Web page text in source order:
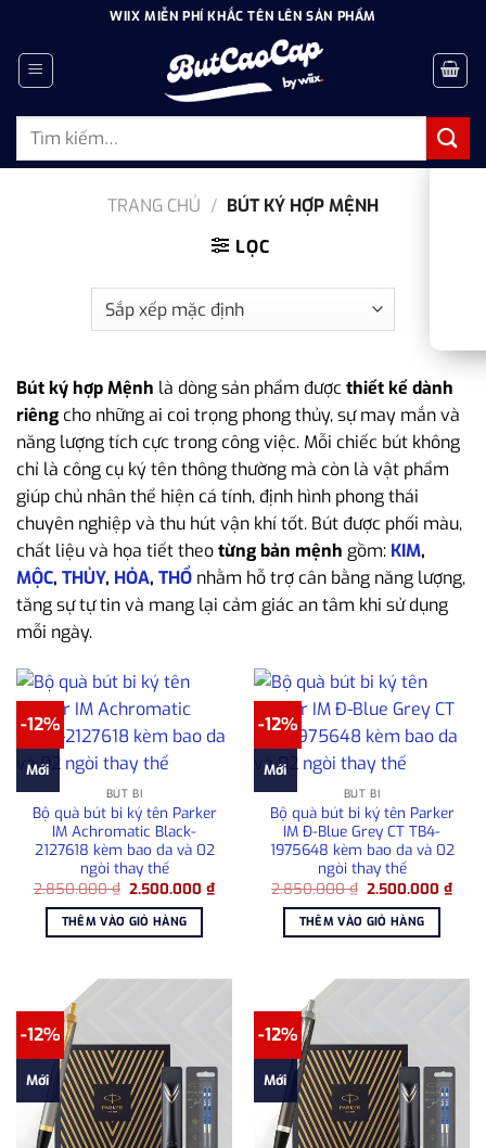
dung
WIIX MIỄN PHÍ KHẮC TÊN LÊN SẢN PHẨM
Tìm
TRANG CHỦ / BÚT KÝ HỢP MỆNH
LỌC
Bút ký hợp Mệnh là dòng sản phẩm đượcthiết kế dành
riêng cho những ai coi trọng phong thủy, sự may mắn và
năng lượng tích cực trong công việc. Mỗi chiếc bút không
chỉ là công cụ ký tên thông thường mà còn là vật phẩm
giúp chủ nhân thể hiện cá tính, định hình phong thái
chuyên nghiệp và thu hút vận khí tốt. Bút được phối màu,
chất liệu và họa tiết theotừng bản mệnh gồm: KIM,
MỘC, THỦY, HỎA, THỔ nhằm hỗ trợ cân bằng năng lượng,
tăng sự tự tin và mang lại cảm giác an tâm khi sử dụng
mỗi ngày.
-12%
Mới
BÚT BI
Bộ quà bút bi ký tên Parker
IM Achromatic Black-
2127618 kèm bao da và 02
ngòi thay thế
2.850.000₫ Giá
là:
2.850.000 ₫.
2.500.000₫Giá
hiện
2.500.000 ₫.
THÊM VÀO GIỎ HÀNG
-12%
Mới
BÚT BI
Bộ quà bút bi ký tên Parker
IM Đ-Blue Grey CT TB4-
1975648 kèm bao da và 02
ngòi thay thế
2.850.000₫ Giá
là:
2.850.000 ₫.
2.500.000₫Giá
hiện
THÊM VÀO GIỎ HÀNG
-12%
Mới
-12%
Mới